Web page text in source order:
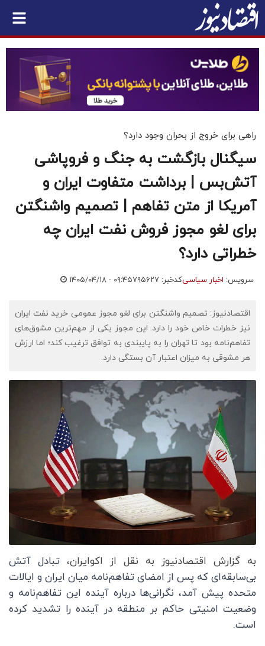
راهی برای خروج از بحران وجود دارد؟
سیگنال بازگشت به جنگ و فروپاشی
آتش‌بس | برداشت متفاوت ایران و
آمریکا از متن تفاهم‌ | تصمیم واشنگتن
برای لغو مجوز فروش نفت ایران چه
خطراتی دارد؟
سرویس: اخبار سیاسیکدخبر: ۷۹۵۶۲۷ ۱۴۰۵/۰۴/۱۸ - ۰۹:۴۵
اقتصادنیوز: تصمیم واشنگتن برای لغو مجوز عمومی خرید نفت ایران
نیز خطرات خاص خود را دارد. این مجوز یکی از مهم‌ترین مشوق‌های
تفاهم‌نامه بود تا تهران را به پایبندی به توافق ترغیب کند؛ اما ارزش
هر مشوقی به میزان اعتبار آن بستگی دارد.
به گزارش اقتصادنیوز به نقل از اکوایران، تبادل آتش
بی‌سابقه‌ای که پس از امضای تفاهم‌نامه میان ایران و ایالات
متحده پیش آمد، نگرانی‌ها درباره آینده این تفاهم‌نامه و
وضعیت امنیتی حاکم بر منطقه در آینده را تشدید کرده
است.